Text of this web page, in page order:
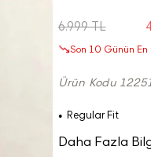
6.999 TL
Son 10 Günün En
Ürün Kodu
Regular Fit
Daha Fazla